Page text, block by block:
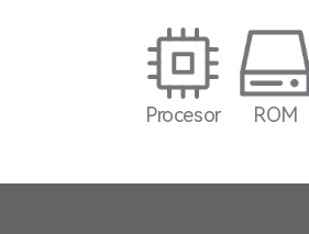
Procesor ROM